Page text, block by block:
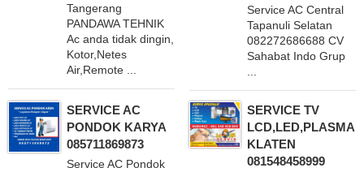
Tangerang
PANDAWA TEHNIK
Ac anda tidak dingin,
Kotor,Netes
Air,Remote ...
Service AC Central
Tapanuli Selatan
082272686688 CV
Sahabat Indo Grup
SERVICE AC
PONDOK KARYA
085711869873
Service AC Pondok
SERVICE TV
LCD,LED,PLASMA
KLATEN
081548458999